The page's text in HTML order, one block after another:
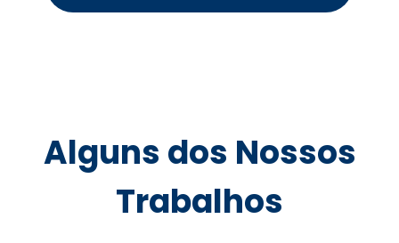
Alguns dos Nossos
Trabalhos